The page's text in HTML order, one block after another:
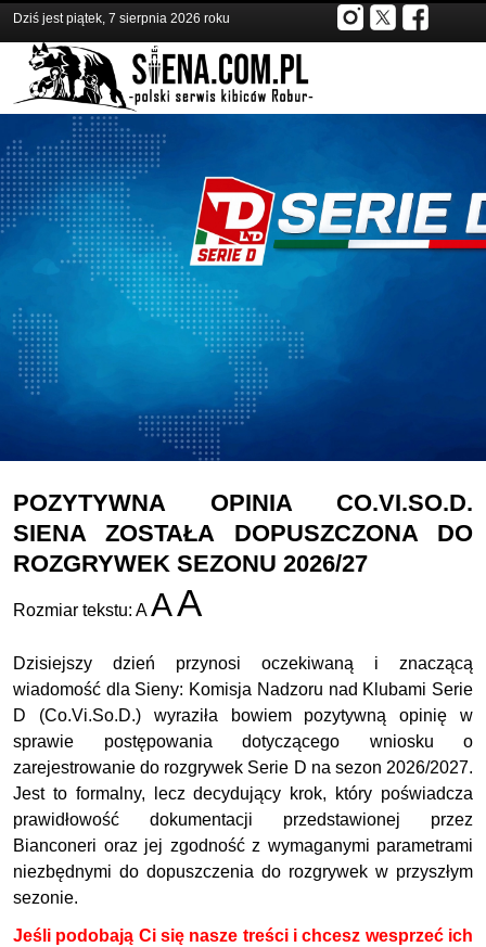
Dziś jest piątek, 7 sierpnia 2026 roku
POZYTYWNA OPINIA CO.VI.SO.D.
SIENA ZOSTAŁA DOPUSZCZONA DO
ROZGRYWEK SEZONU 2026/27
Rozmiar tekstu: A AA
Dzisiejszy dzień przynosi oczekiwaną i znaczącą
wiadomość dla Sieny: Komisja Nadzoru nad Klubami Serie
D (Co.Vi.So.D.) wyraziła bowiem pozytywną opinię w
sprawie postępowania dotyczącego wniosku o
zarejestrowanie do rozgrywek Serie D na sezon 2026/2027.
Jest to formalny, lecz decydujący krok, który poświadcza
prawidłowość dokumentacji przedstawionej przez
Bianconeri oraz jej zgodność z wymaganymi parametrami
niezbędnymi do dopuszczenia do rozgrywek w przyszłym
sezonie.
Jeśli podobają Ci się nasze treści i chcesz wesprzeć ich